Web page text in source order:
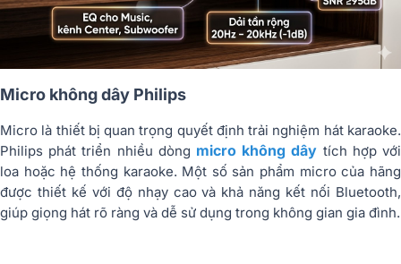
Micro không dây Philips
Micro là thiết bị quan trọng quyết định trải nghiệm hát karaoke.
Philips phát triển nhiều dòng micro không dây tích hợp với
loa hoặc hệ thống karaoke. Một số sản phẩm micro của hãng
được thiết kế với độ nhạy cao và khả năng kết nối Bluetooth,
giúp giọng hát rõ ràng và dễ sử dụng trong không gian gia đình.